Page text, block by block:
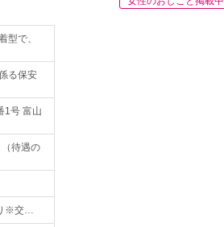
型で、
る保安
1号 富山
待遇の
※交…